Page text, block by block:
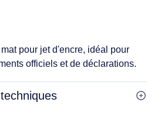
pour jet d'encre, idéal pour
officiels et de déclarations.